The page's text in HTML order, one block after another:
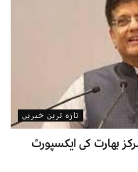
تازہ ترین خبریں
بھارت کی ایکسپورٹ